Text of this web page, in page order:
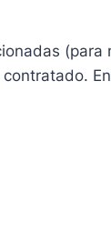
(para